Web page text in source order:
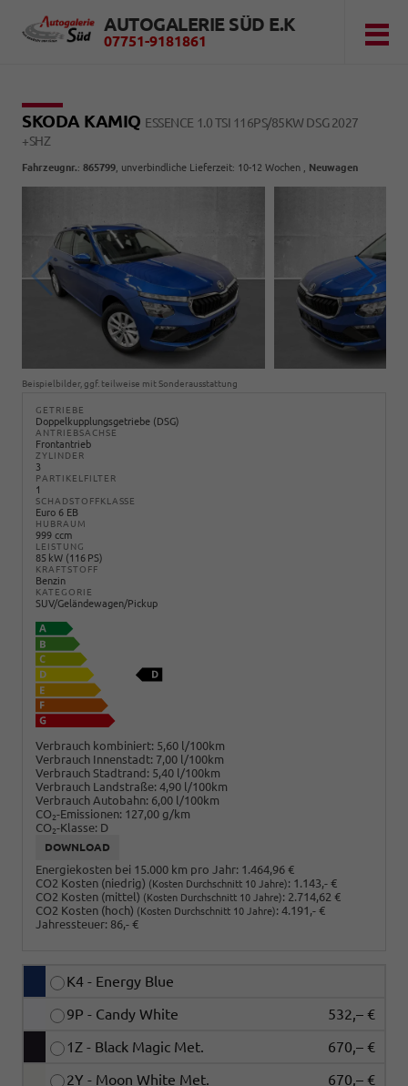
AUTOGALERIE SÜD E.K
07751-9181861
SKODA KAMIQ ESSENCE 1.0 TSI 116PS/85KW DSG 2027
+SHZ
Fahrzeugnr.: 865799 , unverbindliche Lieferzeit: 10-12 Wochen , Neuwagen
Beispielbilder, ggf. teilweise mit Sonderausstattung
GETRIEBE
Doppelkupplungsgetriebe (DSG)
ANTRIEBSACHSE
Frontantrieb
ZYLINDER
3
PARTIKELFILTER
1
SCHADSTOFFKLASSE
Euro 6 EB
HUBRAUM
999 ccm
LEISTUNG
85 kW (116 PS)
KRAFTSTOFF
Benzin
KATEGORIE
SUV/Geländewagen/Pickup
Verbrauch kombiniert: 5,60 l/100km
Verbrauch Innenstadt: 7,00 l/100km
Verbrauch Stadtrand: 5,40 l/100km
Verbrauch Landstraße: 4,90 l/100km
Verbrauch Autobahn: 6,00 l/100km
CO2-Emissionen: 127,00 g/km
CO2-Klasse: D
DOWNLOAD
Energiekosten bei 15.000 km pro Jahr: 1.464,96 €
CO2 Kosten (niedrig) (Kosten Durchschnitt 10 Jahre): 1.143,- €
CO2 Kosten (mittel) (Kosten Durchschnitt 10 Jahre): 2.714,62 €
CO2 Kosten (hoch) (Kosten Durchschnitt 10 Jahre): 4.191,- €
Jahressteuer: 86,- €
K4 - Energy Blue
9P - Candy White
532,– €
1Z - Black Magic Met.
670,– €
2Y - Moon White Met.
670,– €